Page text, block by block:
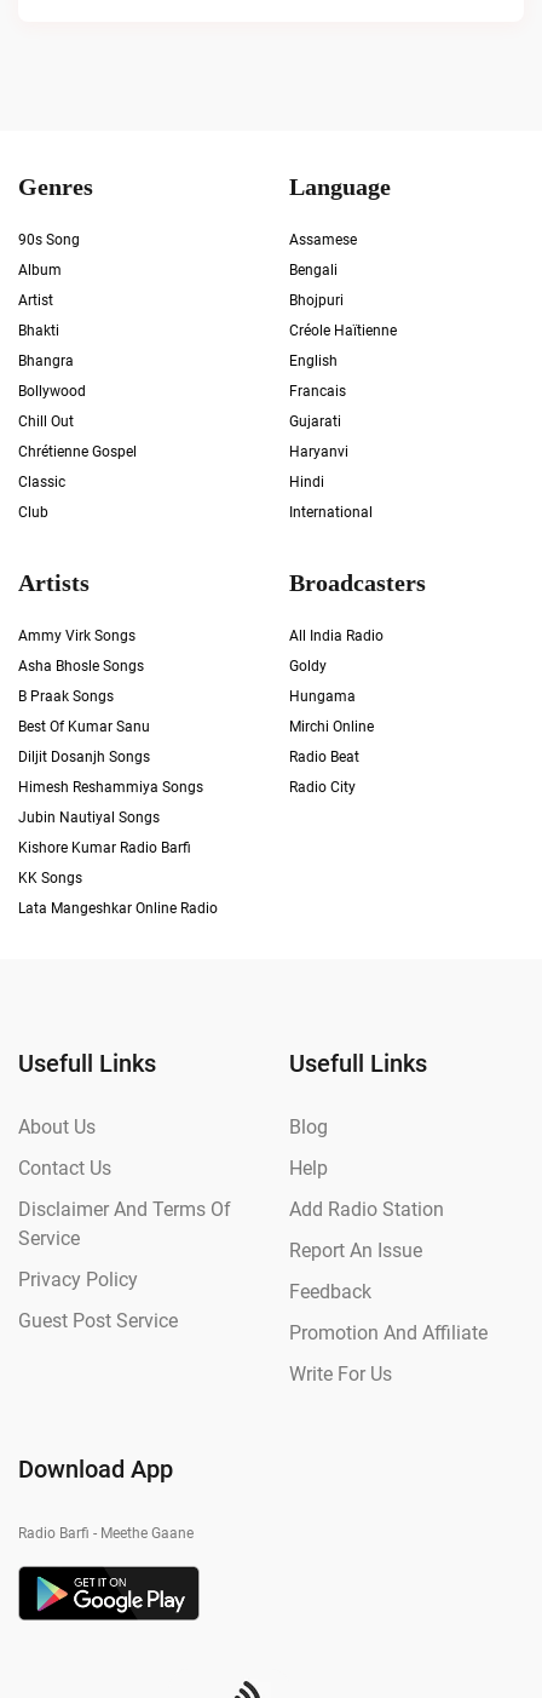
Genres
90s Song
Album
Artist
Bhakti
Bhangra
Bollywood
Chill Out
Chrétienne Gospel
Classic
Club
Language
Assamese
Bengali
Bhojpuri
Créole Haïtienne
English
Francais
Gujarati
Haryanvi
Hindi
International
Artists
Ammy Virk Songs
Asha Bhosle Songs
B Praak Songs
Best Of Kumar Sanu
Diljit Dosanjh Songs
Himesh Reshammiya Songs
Jubin Nautiyal Songs
Kishore Kumar Radio Barfi
KK Songs
Lata Mangeshkar Online Radio
Broadcasters
All India Radio
Goldy
Hungama
Mirchi Online
Radio Beat
Radio City
Usefull Links
About Us
Contact Us
Disclaimer And Terms Of
Service
Privacy Policy
Guest Post Service
Usefull Links
Blog
Help
Add Radio Station
Report An Issue
Feedback
Promotion And Affiliate
Write For Us
Download App
Radio Barfi - Meethe Gaane